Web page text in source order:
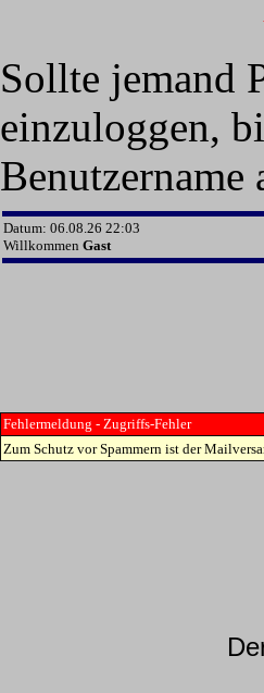
Sollte jemand
einzuloggen,
Benutzername
Datum: 06.08.26 22:03
Willkommen Gast
Fehlermeldung - Zugriffs-Fehler
Zum Schutz vor Spammern ist der